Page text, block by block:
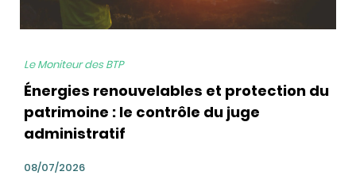
Le Moniteur des BTP
Énergies renouvelables et protection du
patrimoine : le contrôle du juge
administratif
08/07/2026